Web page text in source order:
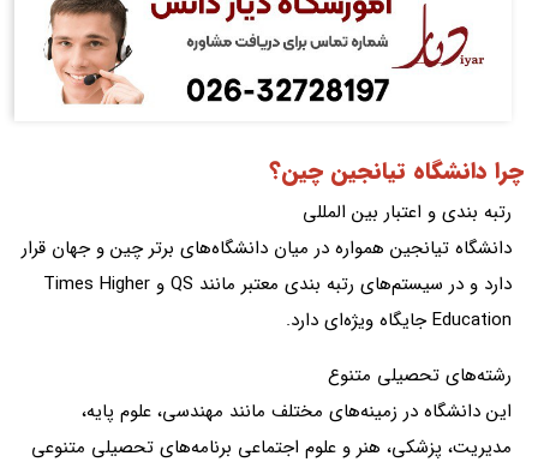
چرا دانشگاه تیانجین چین؟
رتبه‌ بندی و اعتبار بین‌ المللی
دانشگاه تیانجین همواره در میان دانشگاه‌های برتر چین و جهان قرار
دارد و در سیستم‌های رتبه‌ بندی معتبر مانند QS و Times Higher
Education جایگاه ویژه‌ای دارد.
رشته‌های تحصیلی متنوع
این دانشگاه در زمینه‌های مختلف مانند مهندسی، علوم پایه،
مدیریت، پزشکی، هنر و علوم اجتماعی برنامه‌های تحصیلی متنوعی